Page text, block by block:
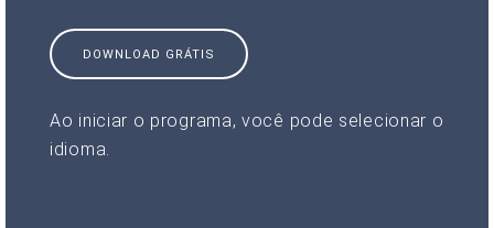
DOWNLOAD GRÁTIS
Ao iniciar o programa, você pode selecionar o
idioma.